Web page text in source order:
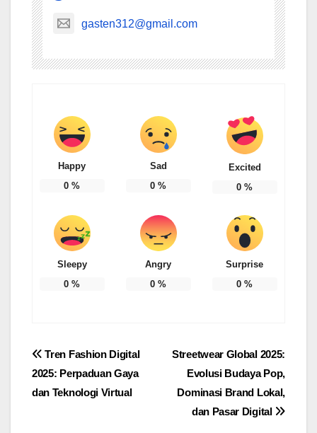
gasten312@gmail.com
Happy
0 %
Sad
0 %
Excited
0 %
Sleepy
0 %
Angry
0 %
Surprise
0 %
Post
navigation
Streetwear Global 2025:
Evolusi Budaya Pop,
Dominasi Brand Lokal,
dan Pasar Digital
Tren Fashion Digital
2025: Perpaduan Gaya
dan Teknologi Virtual